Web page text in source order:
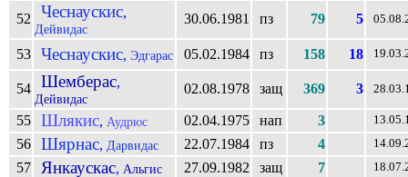
52 Чеснаускис,
Дейвидас
30.06.1981 пз 79 5
53 Чеснаускис, Эдгарас 05.02.1984 пз 158 18
54 Шемберас,
Дейвидас
02.08.1978 защ 369 3
55 Шлякис, Аудрюс 02.04.1975 нап 3
56 Шярнас, Дарвидас 22.07.1984 пз 4
57 Янкаускас, Альгис 27.09.1982 защ 7